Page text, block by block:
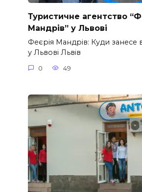
Туристичне агентство
Мандрів” у Львові
Феєрія Мандрів: Куди занесе
у Львові Львів
0 49